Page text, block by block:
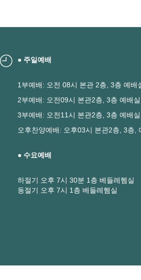
● 주일예배
1부예배: 오전 08시 본관 2층, 3층 예배
2부예배: 오전09시 본관2층, 3층 예배실
3부예배: 오전11시 본관2층, 3층 예배실
오후찬양예배: 오후03시 본관2층, 3층,
● 수요예배
하절기 오후 7시 30분 1층 베들레헴실
동절기 오후 7시 1층 베들레헴실